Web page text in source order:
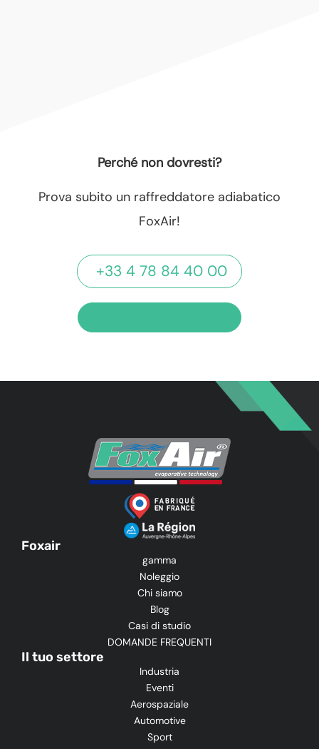
Perché non dovresti?
Prova subito un raffreddatore adiabatico
FoxAir!
+33 4 78 84 40 00
Foxair
gamma
Noleggio
Chi siamo
Blog
Casi di studio
DOMANDE FREQUENTI
Il tuo settore
Industria
Eventi
Aerospaziale
Automotive
Sport